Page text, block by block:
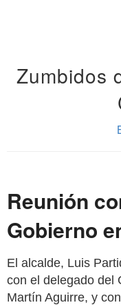
Zumbidos
Reunión
Gobierno
El alcalde, Luis
con el delegado del
Martín Aguirre, y